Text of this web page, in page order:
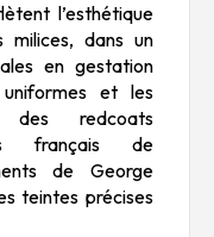
l’esthétique
milices, dans un
en gestation
et les
des redcoats
français de
de George
teintes précises